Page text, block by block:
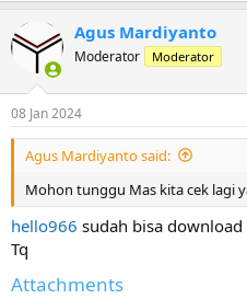
Agus Mardiyanto
Moderator Moderator
08 Jan 2024
Agus Mardiyanto said:
Mohon tunggu Mas kita cek lagi
hello966 sudah bisa
Tq
Attachments